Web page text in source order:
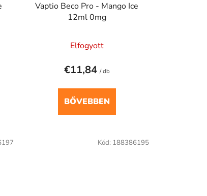
Vaptio Beco Pro - Mango Ice
12ml 0mg
Elfogyott
€11,84 / db
BŐVEBBEN
Kód: 188386195